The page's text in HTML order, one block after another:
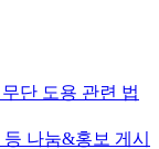
단 도용 관련 법
나눔&홍보 게시